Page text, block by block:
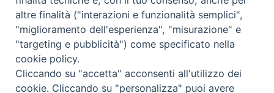
altre finalità ("interazioni e funzionalità semplici",
"miglioramento dell'esperienza", "misurazione" e
"targeting e pubblicità") come specificato nella
cookie policy.
Cliccando su "accetta" acconsenti all'utilizzo dei
cookie. Cliccando su "personalizza" puoi avere